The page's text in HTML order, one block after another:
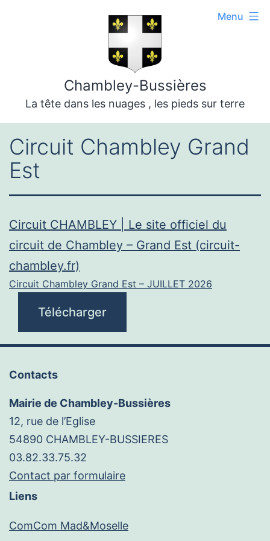
Chambley-Bussières
La tête dans les nuages , les pieds sur terre
Menu
Circuit Chambley Grand
Est
Circuit CHAMBLEY | Le site officiel du
circuit de Chambley – Grand Est (circuit-
chambley.fr)
Circuit Chambley Grand Est – JUILLET 2026
Télécharger
Contacts
Mairie de Chambley-Bussières
12, rue de l’Eglise
54890 CHAMBLEY-BUSSIERES
03.82.33.75.32
Contact par formulaire
Liens
ComCom Mad&Moselle